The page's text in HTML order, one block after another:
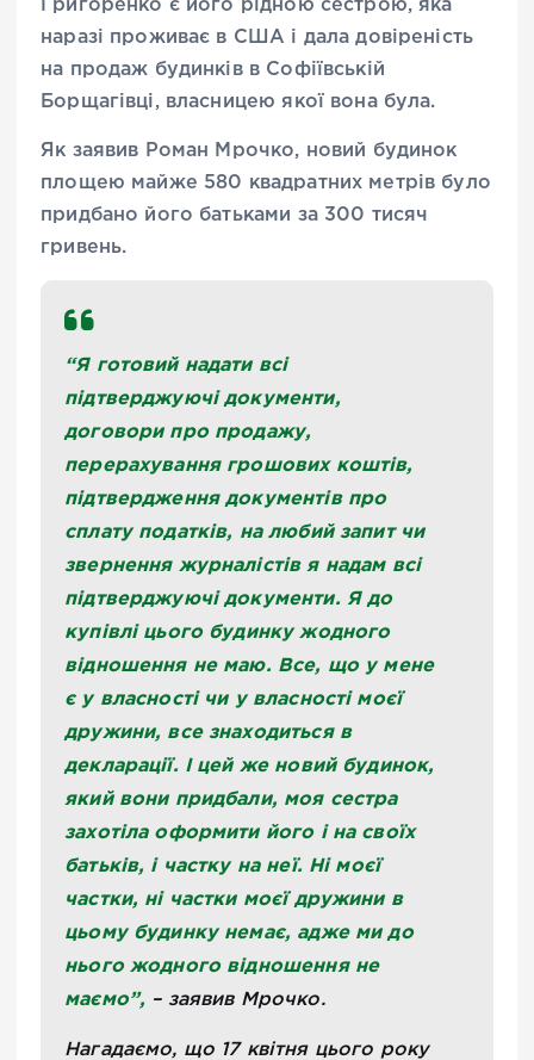
Григоренко є його рідною сестрою, яка
наразі проживає в США і дала довіреність
на продаж будинків в Софіївській
Борщагівці, власницею якої вона була.
Як заявив Роман Мрочко, новий будинок
площею майже 580 квадратних метрів було
придбано його батьками за 300 тисяч
гривень.
“Я готовий надати всі
підтверджуючі документи,
договори про продажу,
перерахування грошових коштів,
підтвердження документів про
сплату податків, на любий запит чи
звернення журналістів я надам всі
підтверджуючі документи. Я до
купівлі цього будинку жодного
відношення не маю. Все, що у мене
є у власності чи у власності моєї
дружини, все знаходиться в
декларації. І цей же новий будинок,
який вони придбали, моя сестра
захотіла оформити його і на своїх
батьків, і частку на неї. Ні моєї
частки, ні частки моєї дружини в
цьому будинку немає, адже ми до
нього жодного відношення не
маємо”, – заявив Мрочко.
Нагадаємо, що 17 квітня цього року